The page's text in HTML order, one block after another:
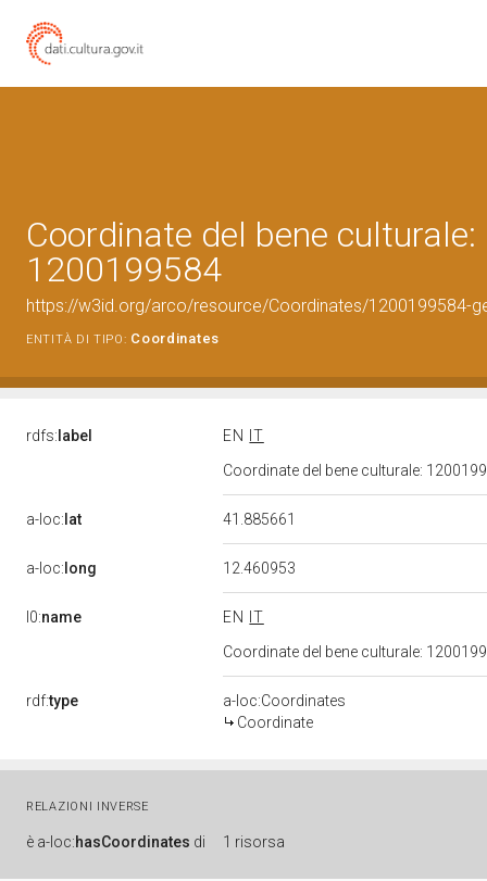
Coordinate del bene culturale:
1200199584
https://w3id.org/arco/resource/Coordinates/1200199584-
ENTITÀ DI TIPO: Coordinates
rdfs: label EN
IT
Coordinate del bene culturale:
a-loc: lat 41.885661
a-loc: long 12.460953
l0:name EN
IT
Coordinate del bene culturale:
rdf:type
a-loc:Coordinates
Coordinate
RELAZIONI INVERSE
è a-loc:hasCoordinates di 1 risorsa